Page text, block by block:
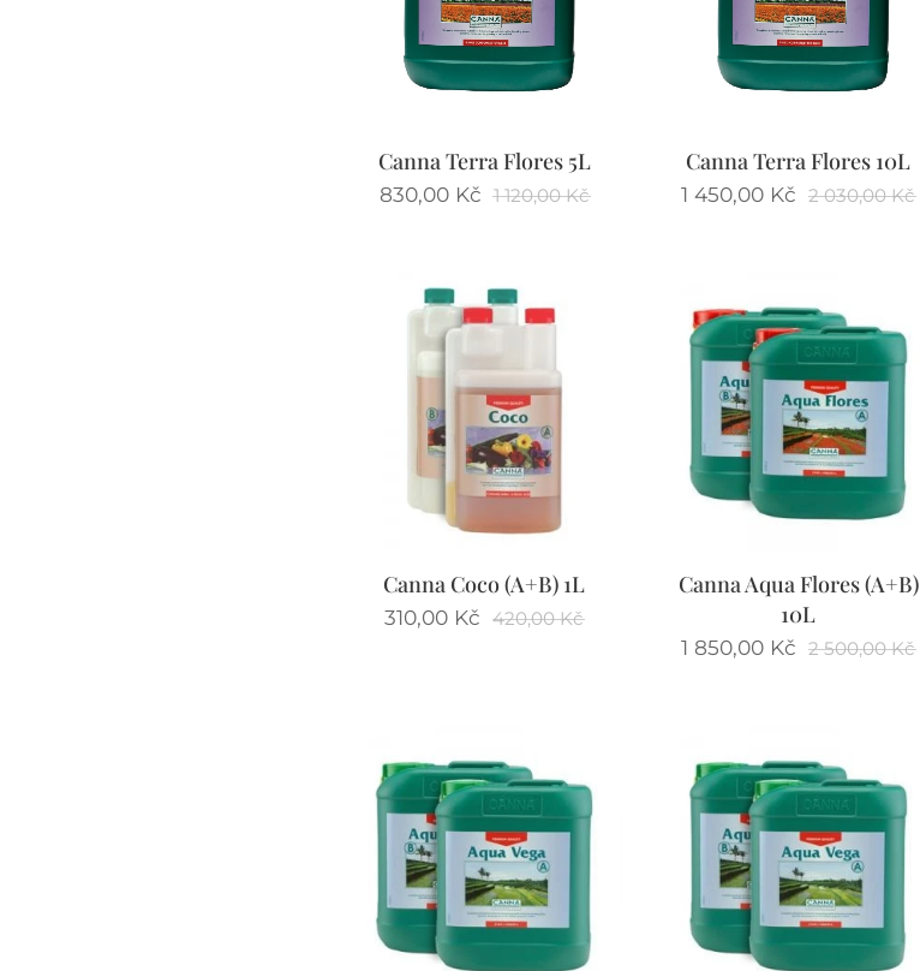
Canna Terra Flores 5L
830,00Kč 1 120,00Kč
Canna Terra Flores 10L
1 450,00 Kč 2 030,00Kč
Canna Coco (A+B) 1L
310,00 Kč 420,00Kč
Canna Aqua Flores (A+B)
10L
1 850,00 Kč 2 500,00Kč